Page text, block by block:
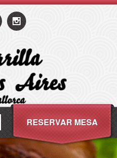
RESERVAR MESA